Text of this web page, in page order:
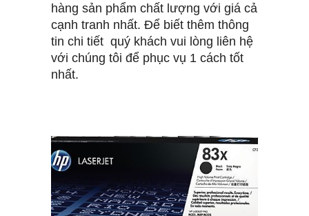
hàng sản phẩm chất lượng với giá cả
cạnh tranh nhất. Để biết thêm thông
tin chi tiết quý khách vui lòng liên hệ
với chúng tôi để phục vụ 1 cách tốt
nhất.